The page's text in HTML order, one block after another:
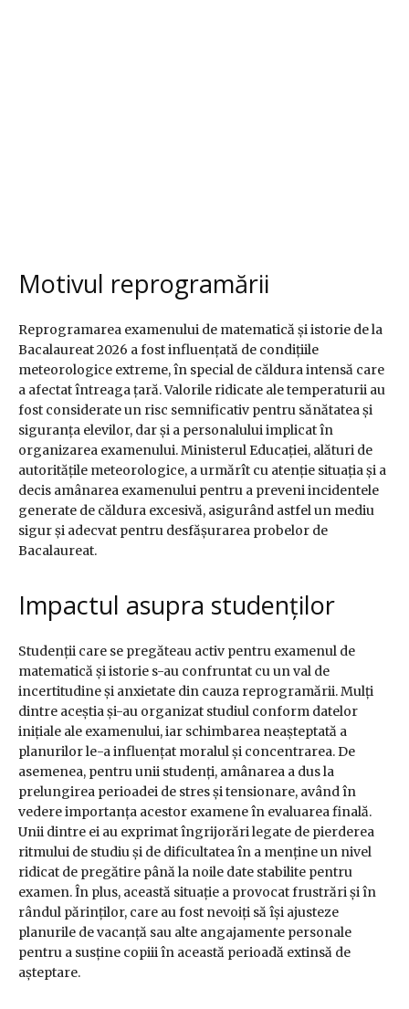
Motivul reprogramării
Reprogramarea examenului de matematică și istorie de la
Bacalaureat 2026 a fost influențată de condițiile
meteorologice extreme, în special de căldura intensă care
a afectat întreaga țară. Valorile ridicate ale temperaturii au
fost considerate un risc semnificativ pentru sănătatea și
siguranța elevilor, dar și a personalului implicat în
organizarea examenului. Ministerul Educației, alături de
autoritățile meteorologice, a urmărît cu atenție situația și a
decis amânarea examenului pentru a preveni incidentele
generate de căldura excesivă, asigurând astfel un mediu
sigur și adecvat pentru desfășurarea probelor de
Bacalaureat.
Impactul asupra studenților
Studenții care se pregăteau activ pentru examenul de
matematică și istorie s-au confruntat cu un val de
incertitudine și anxietate din cauza reprogramării. Mulți
dintre aceștia și-au organizat studiul conform datelor
inițiale ale examenului, iar schimbarea neașteptată a
planurilor le-a influențat moralul și concentrarea. De
asemenea, pentru unii studenți, amânarea a dus la
prelungirea perioadei de stres și tensionare, având în
vedere importanța acestor examene în evaluarea finală.
Unii dintre ei au exprimat îngrijorări legate de pierderea
ritmului de studiu și de dificultatea în a menține un nivel
ridicat de pregătire până la noile date stabilite pentru
examen. În plus, această situație a provocat frustrări și în
rândul părinților, care au fost nevoiți să își ajusteze
planurile de vacanță sau alte angajamente personale
pentru a susține copiii în această perioadă extinsă de
așteptare.